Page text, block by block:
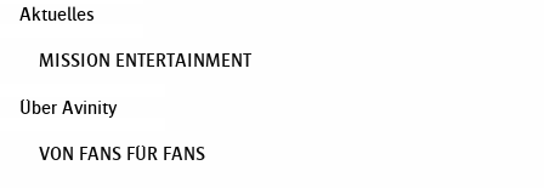
Aktuelles
MISSION ENTERTAINMENT
Über Avinity
VON FANS FÜR FANS